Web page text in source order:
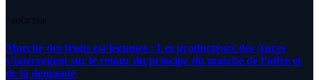
7 AOÛT 2026
Marché des fruits est légumes : Les producteurs des Aures
s’interrogent sur le retour du principe du marché de l’offre et
de la demande